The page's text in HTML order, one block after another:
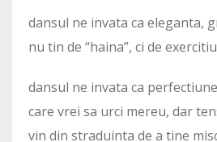
dansul ne invata ca eleganta,
nu tin de “haina”, ci de
dansul ne invata ca
care vrei sa urci mereu, dar
vin din straduinta de a tine